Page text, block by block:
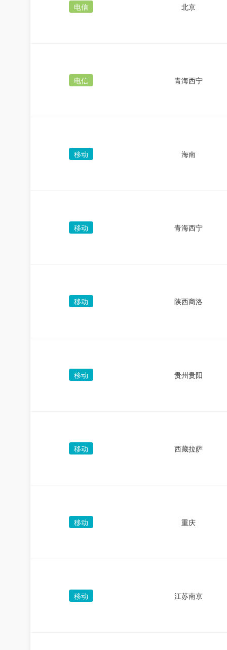
电信 北京
电信 青海西宁
移动 海南
移动 青海西宁
移动 陕西商洛
移动 贵州贵阳
移动 西藏拉萨
移动 重庆
移动 江苏南京